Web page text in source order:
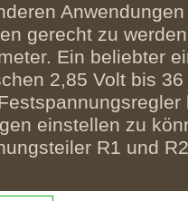
gerecht zu
Ein beliebter
2,85 Volt bis
einstellen zu
R1 und